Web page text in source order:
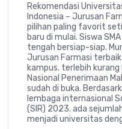
Rekomendasi
Indonesia – Jurusan
pilihan paling favorit
baru di mulai. Siswa
tengah bersiap-siap.
Jurusan Farmasi
kampus. terlebih kurang
Nasional Penerimaan
sudah di buka.
lembaga internasional
(SIR) 2023. ada
menjadi universitas